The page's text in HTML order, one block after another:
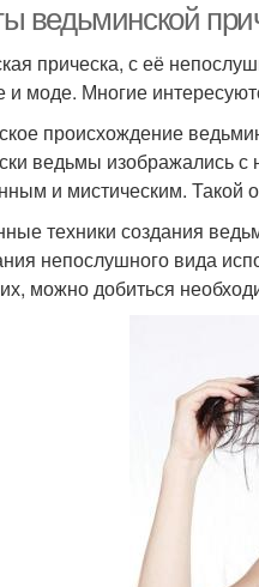
ведьминской
прическа, с её
и моде. Многие
происхождение
ведьмы изображались
и мистическим. Такой
техники создания
непослушного вида
можно добиться